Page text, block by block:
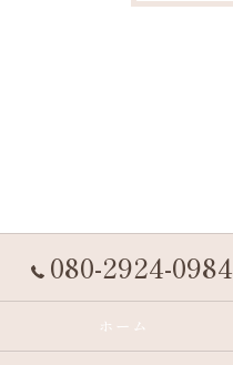
080-2924-0984
ホーム